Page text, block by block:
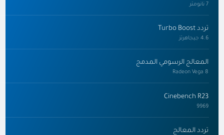
تردد Turbo Boost
4.6 جيجاهرتز
المعالج الرسومي المدمج
Radeon Vega 8
Cinebench R23
9969
تردد المعالج